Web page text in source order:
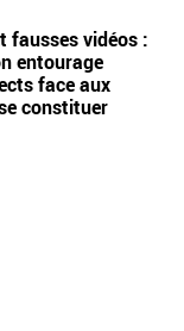
fausses vidéos :
entourage
face aux
constituer